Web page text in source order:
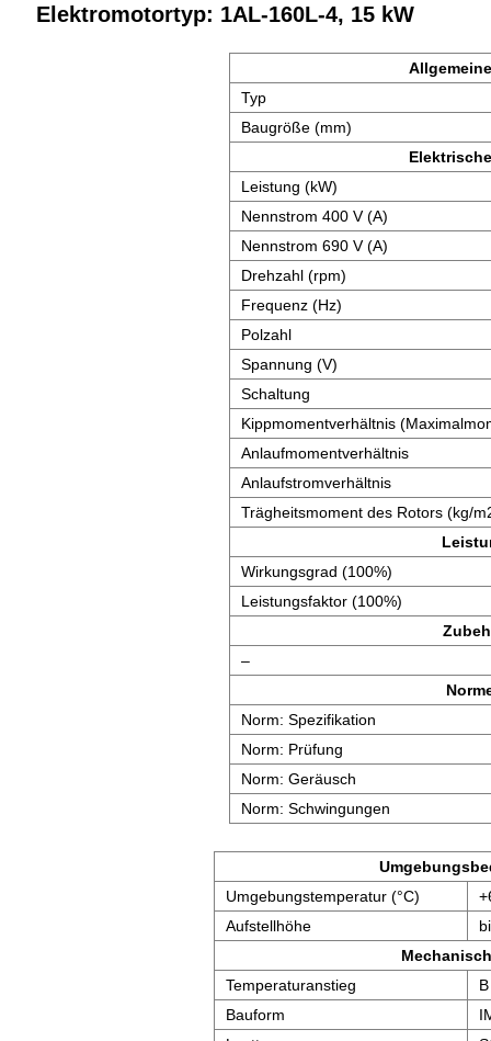
Elektromotortyp: 1AL-160L-4, 15 kW
Typ
Baugröße (mm)
Leistung (kW)
Nennstrom 400 V (A)
Nennstrom 690 V (A)
Drehzahl (rpm)
Frequenz (Hz)
Polzahl
Spannung (V)
Schaltung
Kippmomentverhältnis
Anlaufmomentverhältnis
Anlaufstromverhältnis
Trägheitsmoment des Rotors (kg/
Wirkungsgrad (100%)
Leistungsfaktor (100%)
–
Norm: Spezifikation
Norm: Prüfung
Norm: Geräusch
Norm: Schwingungen
Umgebungstemperatur (°C)
Aufstellhöhe
Temperaturanstieg
B
Bauform